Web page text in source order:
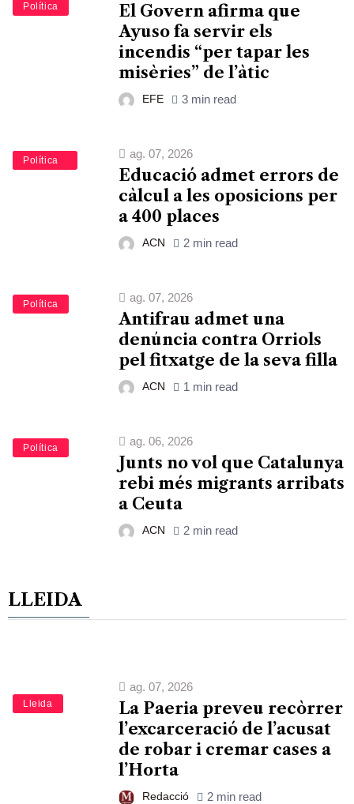
Política
El Govern afirma que
Ayuso fa servir els
incendis “per tapar les
misèries” de l’àtic
EFE 3 min read
Educació
Política
ag. 07, 2026
Educació admet errors de
càlcul a les oposicions per
a 400 places
ACN 2 min read
Política
ag. 07, 2026
Antifrau admet una
denúncia contra Orriols
pel fitxatge de la seva filla
ACN 1 min read
Política
ag. 06, 2026
Junts no vol que Catalunya
rebi més migrants arribats
a Ceuta
ACN 2 min read
LLEIDA
Lleida
ag. 07, 2026
La Paeria preveu recòrrer
l’excarceració de l’acusat
de robar i cremar cases a
l’Horta
Redacció 2 min read